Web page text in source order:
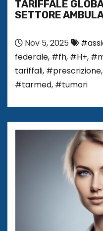
TARIFFALE
SETTORE
Nov 5, 2025
federale, #fh, #H+,
tariffali, #prescrizione,
#tarmed, #tumori